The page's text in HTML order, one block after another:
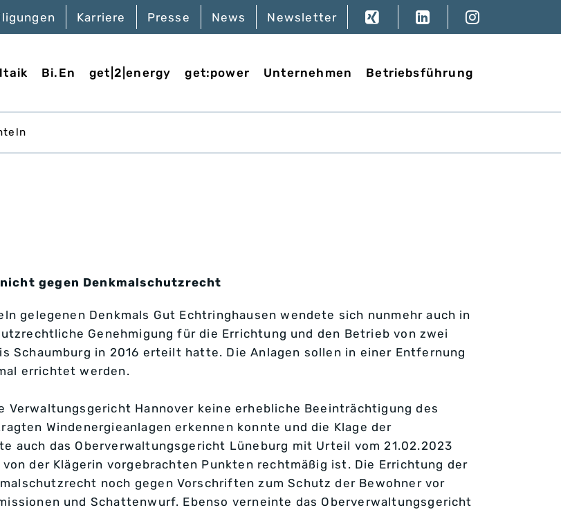
Karriere Presse News Newsletter
Bi.En get|2|energy get:power Unternehmen Betriebsführung
gegen Denkmalschutzrecht
gelegenen Denkmals Gut Echtringhausen wendete sich nunmehr auch in
Genehmigung für die Errichtung und den Betrieb von zwei
Schaumburg in 2016 erteilt hatte. Die Anlagen sollen in einer Entfernung
errichtet werden.
Verwaltungsgericht Hannover keine erhebliche Beeinträchtigung des
Windenergieanlagen erkennen konnte und die Klage der
auch das Oberverwaltungsgericht Lüneburg mit Urteil vom 21.02.2023
der Klägerin vorgebrachten Punkten rechtmäßig ist. Die Errichtung der
noch gegen Vorschriften zum Schutz der Bewohner vor
und Schattenwurf. Ebenso verneinte das Oberverwaltungsgericht